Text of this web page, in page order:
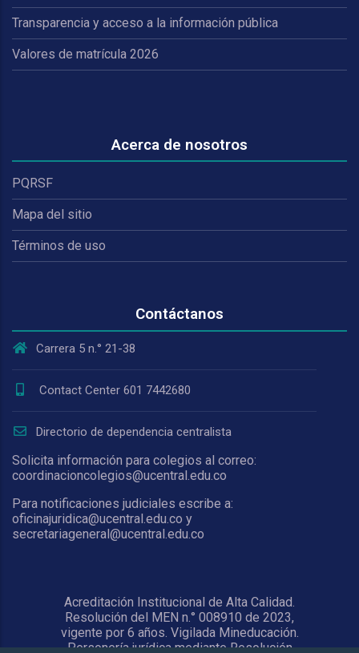
Transparencia y acceso a la información pública
Valores de matrícula 2026
Acerca de nosotros
PQRSF
Mapa del sitio
Términos de uso
Contáctanos
Carrera 5 n.° 21-38
Contact Center 601 7442680
Directorio de dependencia centralista
Solicita información para colegios al correo:
coordinacioncolegios@ucentral.edu.co
Para notificaciones judiciales escribe a:
oficinajuridica@ucentral.edu.co y
secretariageneral@ucentral.edu.co
Acreditación Institucional de Alta Calidad.
Resolución del MEN n.° 008910 de 2023,
vigente por 6 años. Vigilada Mineducación.
Personería jurídica mediante Resolución